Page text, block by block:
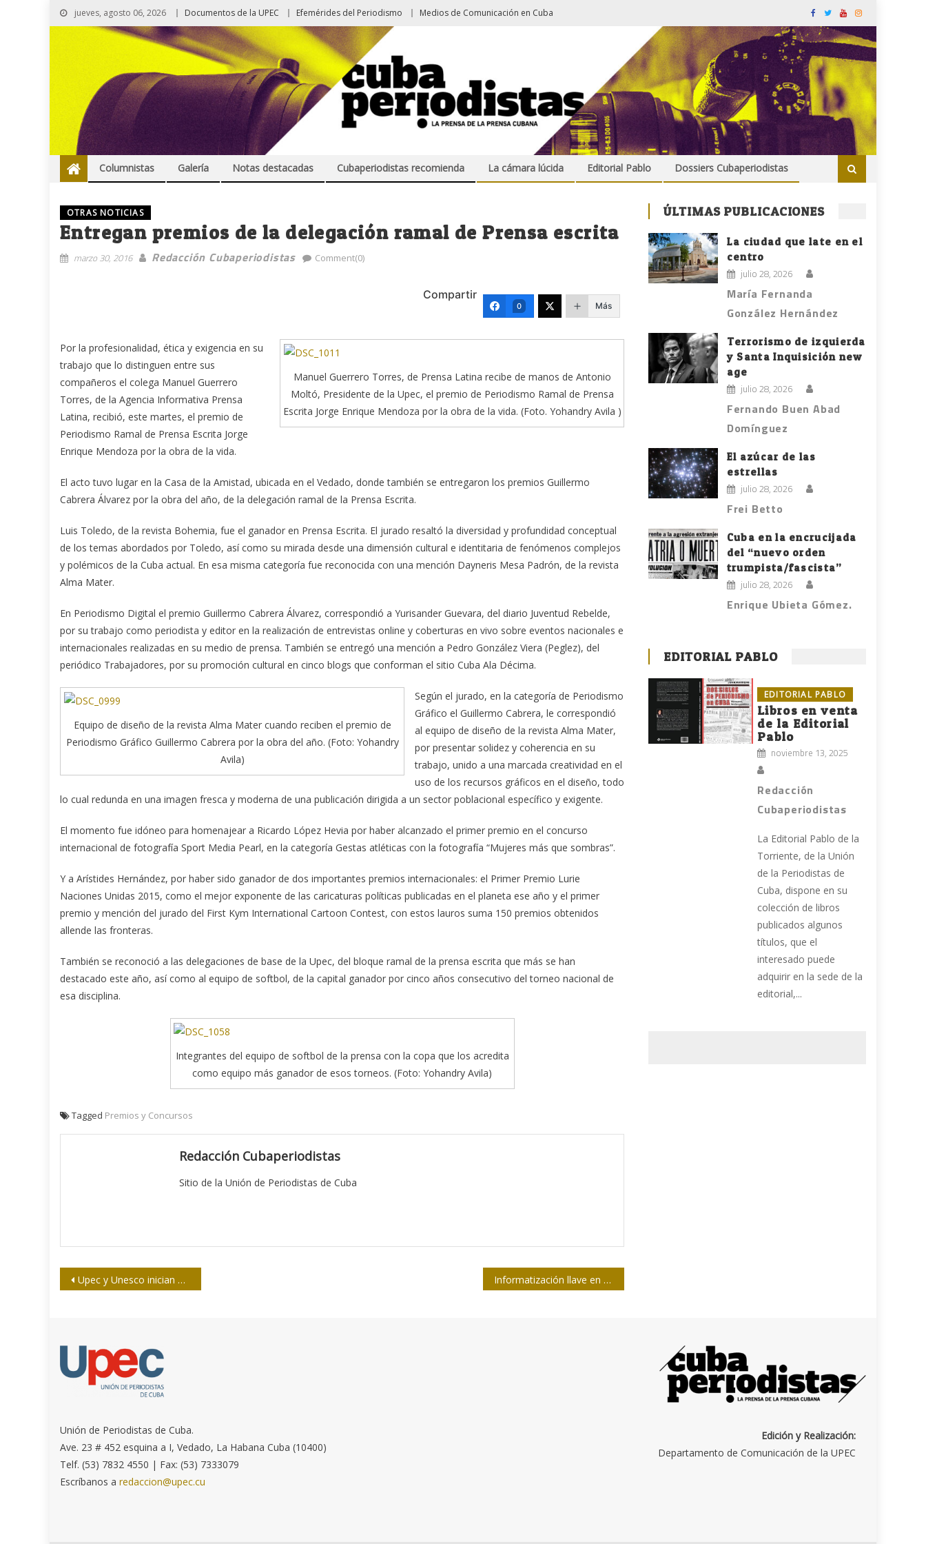
jueves, agosto 06, 2026 Documentos de la UPEC Efemérides del Periodismo Medios de Comunicación en Cuba
Columnistas Galería Notas destacadas Cubaperiodistas recomienda La cámara lúcida Editorial Pablo Dossiers Cubaperiodistas
OTRAS NOTICIAS
Entregan premios de la delegación ramal de Prensa escrita
marzo 30, 2016 Redacción Cubaperiodistas Comment(0)
Compartir
0 Más
Manuel Guerrero Torres, de Prensa Latina recibe de manos de Antonio
Moltó, Presidente de la Upec, el premio de Periodismo Ramal de Prensa
Escrita Jorge Enrique Mendoza por la obra de la vida. (Foto. Yohandry Avila )
Por la profesionalidad, ética y exigencia en su
trabajo que lo distinguen entre sus
compañeros el colega Manuel Guerrero
Torres, de la Agencia Informativa Prensa
Latina, recibió, este martes, el premio de
Periodismo Ramal de Prensa Escrita Jorge
Enrique Mendoza por la obra de la vida.
El acto tuvo lugar en la Casa de la Amistad, ubicada en el Vedado, donde también se entregaron los premios Guillermo
Cabrera Álvarez por la obra del año, de la delegación ramal de la Prensa Escrita.
Luis Toledo, de la revista Bohemia, fue el ganador en Prensa Escrita. El jurado resaltó la diversidad y profundidad conceptual
de los temas abordados por Toledo, así como su mirada desde una dimensión cultural e identitaria de fenómenos complejos
y polémicos de la Cuba actual. En esa misma categoría fue reconocida con una mención Dayneris Mesa Padrón, de la revista
Alma Mater.
En Periodismo Digital el premio Guillermo Cabrera Álvarez, correspondió a Yurisander Guevara, del diario Juventud Rebelde,
por su trabajo como periodista y editor en la realización de entrevistas online y coberturas en vivo sobre eventos nacionales e
internacionales realizadas en su medio de prensa. También se entregó una mención a Pedro González Viera (Peglez), del
periódico Trabajadores, por su promoción cultural en cinco blogs que conforman el sitio Cuba Ala Décima.
Equipo de diseño de la revista Alma Mater cuando reciben el premio de
Periodismo Gráfico Guillermo Cabrera por la obra del año. (Foto: Yohandry
Avila)
Según el jurado, en la categoría de Periodismo
Gráfico el Guillermo Cabrera, le correspondió
al equipo de diseño de la revista Alma Mater,
por presentar solidez y coherencia en su
trabajo, unido a una marcada creatividad en el
uso de los recursos gráficos en el diseño, todo
lo cual redunda en una imagen fresca y moderna de una publicación dirigida a un sector poblacional específico y exigente.
El momento fue idóneo para homenajear a Ricardo López Hevia por haber alcanzado el primer premio en el concurso
internacional de fotografía Sport Media Pearl, en la categoría Gestas atléticas con la fotografía “Mujeres más que sombras”.
Y a Arístides Hernández, por haber sido ganador de dos importantes premios internacionales: el Primer Premio Lurie
Naciones Unidas 2015, como el mejor exponente de las caricaturas políticas publicadas en el planeta ese año y el primer
premio y mención del jurado del First Kym International Cartoon Contest, con estos lauros suma 150 premios obtenidos
allende las fronteras.
También se reconoció a las delegaciones de base de la Upec, del bloque ramal de la prensa escrita que más se han
destacado este año, así como al equipo de softbol, de la capital ganador por cinco años consecutivo del torneo nacional de
esa disciplina.
Integrantes del equipo de softbol de la prensa con la copa que los acredita
como equipo más ganador de esos torneos. (Foto: Yohandry Avila)
Tagged Premios y Concursos
Redacción Cubaperiodistas
Sitio de la Unión de Periodistas de Cuba
Navegación
Upec y Unesco inician en Las Tunas proyecto Género y medios de comunicación Informatización llave en mano
ÚLTIMAS PUBLICACIONES
La ciudad que late en el
centro
julio 28, 2026
María Fernanda
González Hernández
Terrorismo de izquierda
y Santa Inquisición new
age
julio 28, 2026
Fernando Buen Abad
Domínguez
El azúcar de las
estrellas
julio 28, 2026
Frei Betto
Cuba en la encrucijada
del “nuevo orden
trumpista/fascista”
julio 28, 2026
Enrique Ubieta Gómez.
EDITORIAL PABLO
EDITORIAL PABLO
Libros en venta
de la Editorial
Pablo
noviembre 13, 2025
Redacción
Cubaperiodistas
La Editorial Pablo de la
Torriente, de la Unión
de la Periodistas de
Cuba, dispone en su
colección de libros
publicados algunos
títulos, que el
interesado puede
adquirir en la sede de la
editorial,...
Unión de Periodistas de Cuba.
Ave. 23 # 452 esquina a I, Vedado, La Habana Cuba (10400)
Telf. (53) 7832 4550 | Fax: (53) 7333079
Escríbanos aredaccion@upec.cu
Edición y Realización:
Departamento de Comunicación de la UPEC